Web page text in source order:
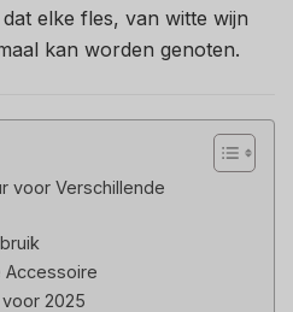
elke fles, van witte wijn
kan worden genoten.
voor Verschillende
Accessoire
2025